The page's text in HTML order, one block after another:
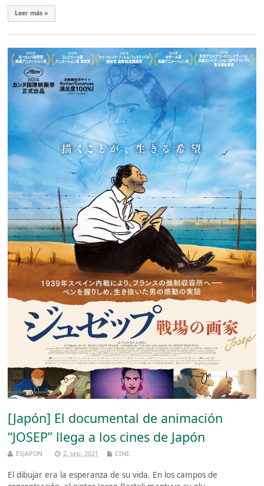
Leer más »
[Japón] El documental de animación
“JOSEP” llega a los cines de Japón
ESJAPON 2, sep, 2021 CINE
El dibujar era la esperanza de su vida. En los campos de